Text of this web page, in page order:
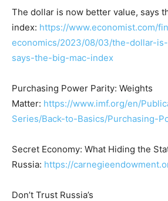
The dollar is now better value, says
index: https://www.economist.com/
economics/2023/08/03/the-dollar-
says-the-big-mac-index
Purchasing Power Parity: Weights
Matter: https://www.imf.org/en/
Series/Back-to-Basics/Purchasing-
Secret Economy: What Hiding the
Russia: https://
Don’t Trust Russia’s